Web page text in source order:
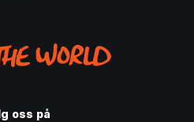
oss på